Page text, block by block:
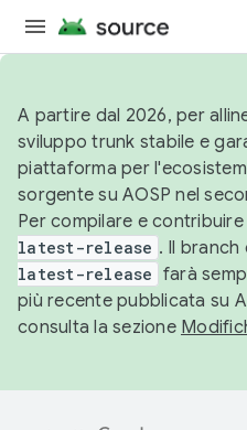
A partire dal 2026, per
sviluppo trunk stabile e
piattaforma per
sorgente su AOSP nel
Per compilare e contribuire
latest-release . Il branch
latest-release farà
più recente pubblicata su
consulta la sezione